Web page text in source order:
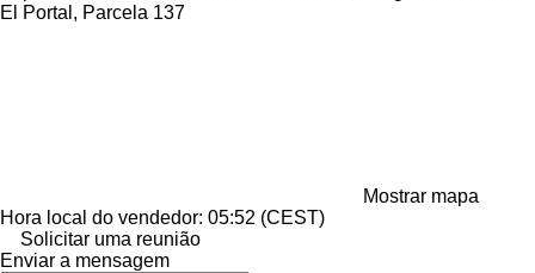
El Portal, Parcela 137
Mostrar mapa
Hora local do vendedor: 05:52 (CEST)
Solicitar uma reunião
Enviar a mensagem